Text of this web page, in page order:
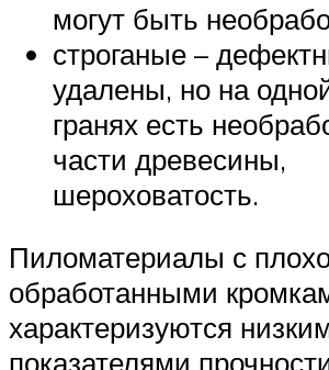
могут быть
строганые –
удалены, но на
гранях есть
части древесины,
шероховатость.
Пиломатериалы с
обработанными
характеризуются
показателями